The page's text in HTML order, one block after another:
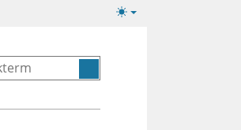
Lichte/donkere